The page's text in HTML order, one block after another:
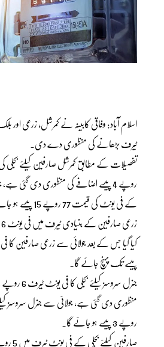
اسلام آباد: وفاقی کابینہ نے کمرشل، زرعی اور
ٹیرف بڑھانے کی منظوری دے دی۔
روپے 4 پیسے اضافے کی منظوری دی گئی
کے فی یونٹ کی قیمت 77 روپے 15 پیسے ہو جائے گی۔
پیسے تک پہنچ جائے گا۔
روپے 3 پیسے ہو جائے گا۔